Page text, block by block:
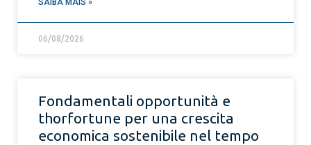
SAIBA MAIS »
06/08/2026
Fondamentali opportunità e
thorfortune per una crescita
economica sostenibile nel tempo